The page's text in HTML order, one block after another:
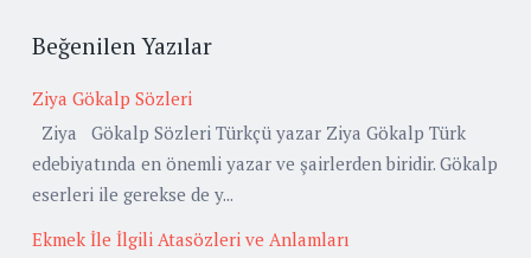
Beğenilen Yazılar
Ziya Gökalp Sözleri
Ziya Gökalp Sözleri Türkçü yazar Ziya Gökalp Türk
edebiyatında en önemli yazar ve şairlerden biridir. Gökalp
eserleri ile gerekse de y...
Ekmek İle İlgili Atasözleri ve Anlamları